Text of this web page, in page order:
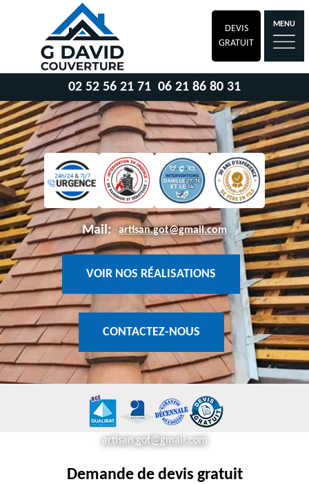
DEVIS
GRATUIT
MENU
02 52 56 21 71 06 21 86 80 31
Mail: artisan.got@gmail.com
VOIR NOS RÉALISATIONS
CONTACTEZ-NOUS
artisan.got@gmail.com
Demande de devis gratuit